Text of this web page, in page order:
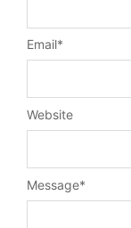
Message*
Email*
Website